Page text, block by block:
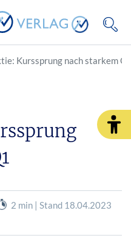
Kurssprung nach starkem
2 min | Stand 18.04.2023